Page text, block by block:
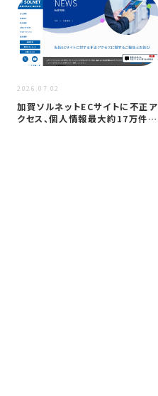
2026.07.02
加賀ソルネットECサイトに不正ア
クセス、個人情報最大約17万件流